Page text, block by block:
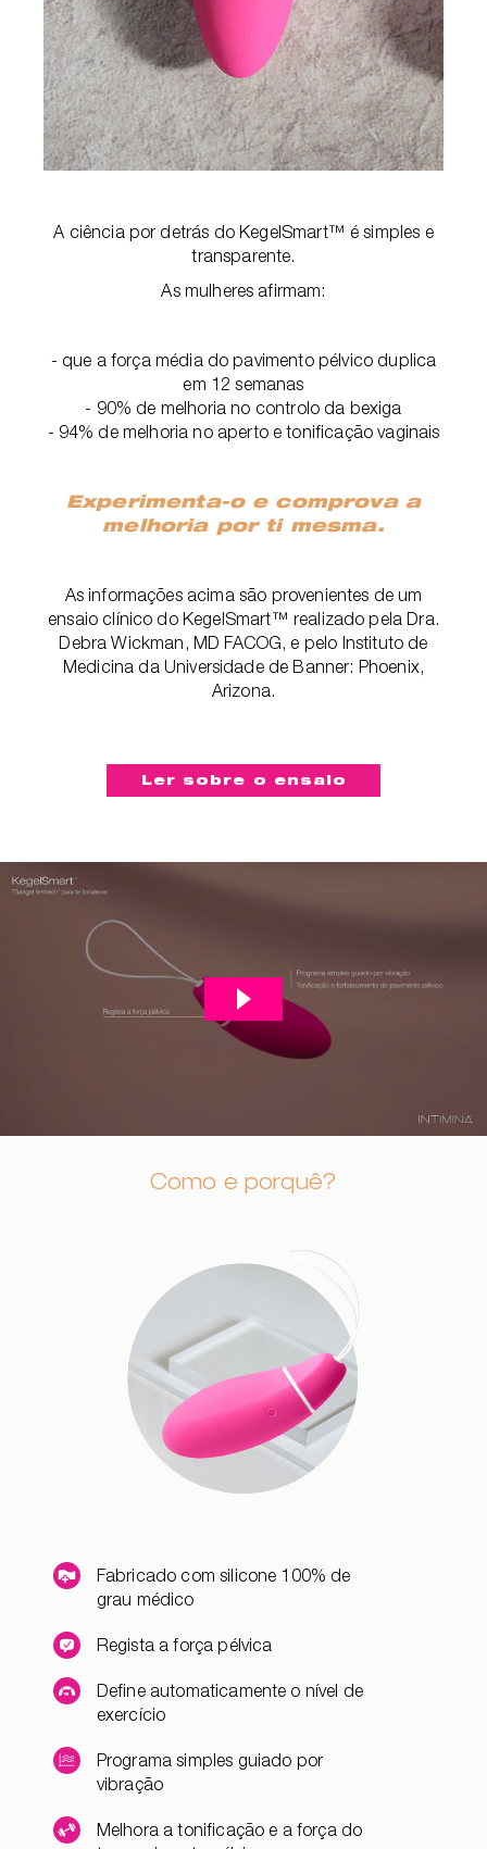
A ciência por detrás do KegelSmart™ é simples e
transparente.
As mulheres afirmam:
- que a força média do pavimento pélvico duplica
em 12 semanas
- 90% de melhoria no controlo da bexiga
- 94% de melhoria no aperto e tonificação vaginais
Experimenta-o e comprova a
melhoria por ti mesma.
As informações acima são provenientes de um
ensaio clínico do KegelSmart™ realizado pela Dra.
Debra Wickman, MD FACOG, e pelo Instituto de
Medicina da Universidade de Banner: Phoenix,
Arizona.
Ler sobre o ensaio
Como e porquê?
Fabricado com silicone 100% de
grau médico
Regista a força pélvica
Define automaticamente o nível de
exercício
Programa simples guiado por
vibração
Melhora a tonificação e a força do